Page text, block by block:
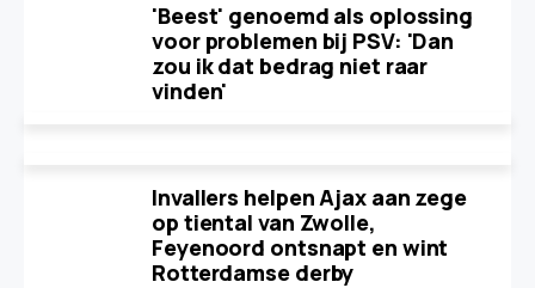
'Beest' genoemd als oplossing
voor problemen bij PSV: 'Dan
zou ik dat bedrag niet raar
vinden'
Invallers helpen Ajax aan zege
op tiental van Zwolle,
Feyenoord ontsnapt en wint
Rotterdamse derby